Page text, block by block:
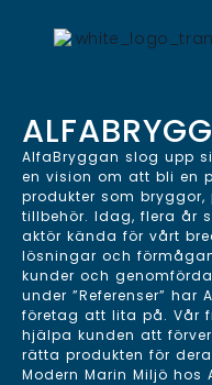
AlfaBryggan slog upp
en vision om att bli en
produkter som
tillbehör. Idag, flera år
aktör kända för vårt
lösningar och
kunder och
under ”Referenser”
företag att lita på. Vår
hjälpa kunden att
rätta produkten för
Modern Marin Miljö hos